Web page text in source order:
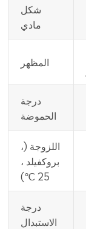
شكل
مادي
المظهر
درجة
الحموضة
اللزوجة (،
بروكفيلد ،
25 ℃)
درجة
الاستبدال